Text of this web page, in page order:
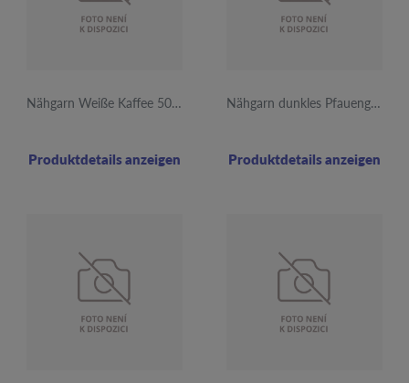
Nähgarn Weiße Kaffee 5000y 670 12Stk.
Produktdetails anzeigen
Nähgarn dunkles Pfauengrün 5000y 841 12Stk.
Produktdetails anzeigen